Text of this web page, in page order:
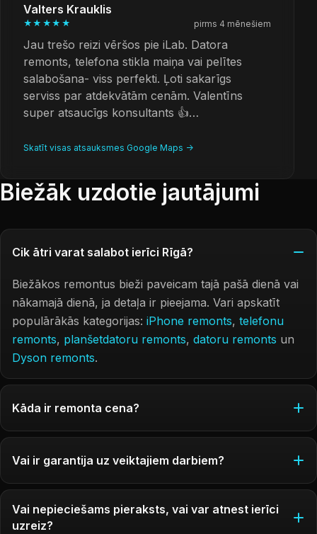
Valters Krauklis
★★★★★ pirms 4 mēnešiem
Jau trešo reizi vēršos pie iLab. Datora
remonts, telefona stikla maiņa vai pelītes
salabošana- viss perfekti. Ļoti sakarīgs
serviss par atdekvātām cenām. Valentīns
super atsaucīgs konsultants 👍…
Skatīt visas atsauksmes Google Maps ->
Biežāk uzdotie jautājumi
Cik ātri varat salabot ierīci Rīgā?
Biežākos remontus bieži paveicam tajā pašā dienā vai
nākamajā dienā, ja detaļa ir pieejama. Vari apskatīt
populārākās kategorijas: iPhone remonts, telefonu
remonts, planšetdatoru remonts, datoru remonts un
Dyson remonts.
Kāda ir remonta cena?
Vai ir garantija uz veiktajiem darbiem?
Vai nepieciešams pieraksts, vai var atnest ierīci
uzreiz?